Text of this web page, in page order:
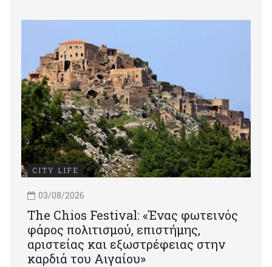
CITY LIFE
03/08/2026
Τhe Chios Festival: «Ένας φωτεινός
φάρος πολιτισμού, επιστήμης,
αριστείας και εξωστρέφειας στην
καρδιά του Αιγαίου»